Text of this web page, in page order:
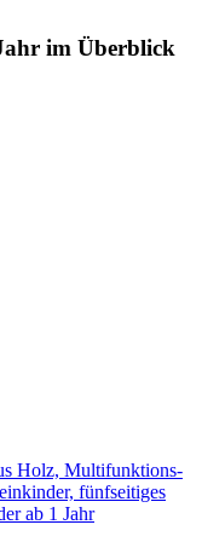
im Überblick
Holz, Multifunktions-
fünfseitiges
ab 1 Jahr